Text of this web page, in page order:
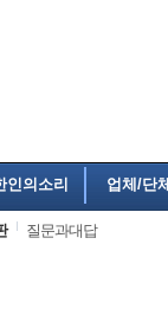
인의소리 업체/단체
질문과대답